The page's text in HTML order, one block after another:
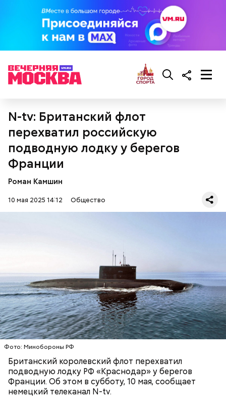
N-tv: Британский флот
перехватил российскую
подводную лодку у берегов
Франции
Роман Камшин
10 мая 2025 14:12 Общество
Фото: Минобороны РФ
Британский королевский флот перехватил
подводную лодку РФ «Краснодар» у берегов
Франции. Об этом в субботу, 10 мая, сообщает
немецкий телеканал N-tv.
кабачок;
брынза;
растительное масло;
помидоры черри либо грунтовые.
выводят токсины из организма
Ранние плоды, по словам врача, лучше не есть:
беременным, кормящим женщинам;
людям с ослабленной иммунной системой;
пожилым;
детям.
рака: чем полезен кресс-салат